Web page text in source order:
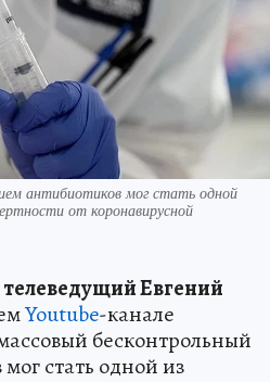
антибиотиков мог стать одной
от коронавирусной
Евгений
Youtube-канале
бесконтрольный
стать одной из